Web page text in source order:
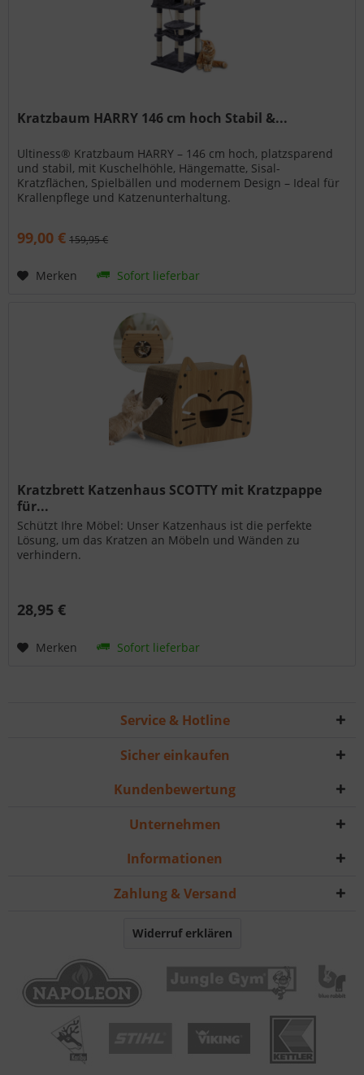
Kratzbaum HARRY 146 cm hoch Stabil &...
Ultiness® Kratzbaum HARRY – 146 cm hoch, platzsparend
und stabil, mit Kuschelhöhle, Hängematte, Sisal-
Kratzflächen, Spielbällen und modernem Design – Ideal für
Krallenpflege und Katzenunterhaltung.
99,00 € 159,95 €
Merken Sofort lieferbar
Kratzbrett Katzenhaus SCOTTY mit Kratzpappe
für...
Schützt Ihre Möbel: Unser Katzenhaus ist die perfekte
Lösung, um das Kratzen an Möbeln und Wänden zu
verhindern.
28,95 €
Merken Sofort lieferbar
Service & Hotline
Sicher einkaufen
Kundenbewertung
Unternehmen
Informationen
Zahlung & Versand
Widerruf erklären